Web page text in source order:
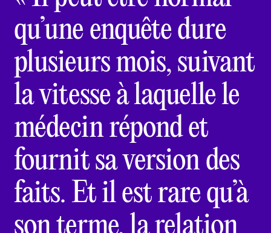
qu’une enquête dure
plusieurs mois, suivant
la vitesse à laquelle le
médecin répond et
fournit sa version des
faits. Et il est rare qu’à